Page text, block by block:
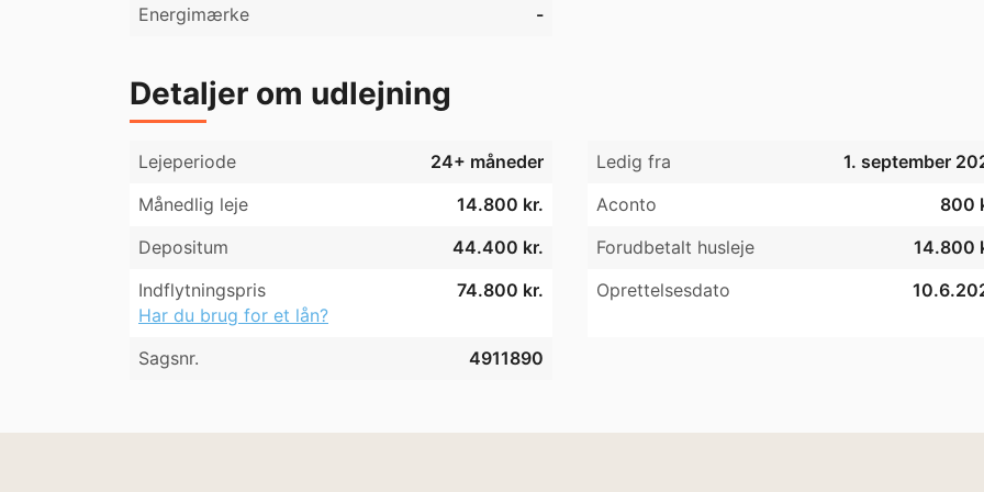
Energimærke
-
Detaljer om udlejning
Lejeperiode 24+ måneder Ledig fra
1. september
Månedlig leje
14.800 kr. Aconto
800
Depositum
44.400 kr. Forudbetalt husleje
14.800
Indflytningspris
74.800 kr.
Har du brug for et lån?
Oprettelsesdato
Sagsnr. 4911890